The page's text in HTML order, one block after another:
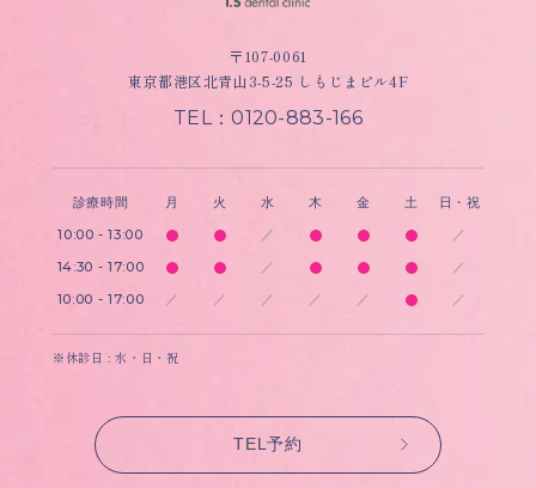
〒107-0061
東京都港区北青山3-5-25 しもじまビル4F
TEL：0120-883-166
診療時間 月 火 水 木 金 土 日・祝
10:00 - 13:00 ／ ／
14:30 - 17:00 ／ ／
10:00 - 17:00 ／ ／ ／ ／ ／ ／
※休診日 : 水・日・祝
TEL予約